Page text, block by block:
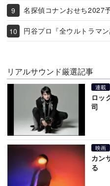
名探偵コナンおせち2027
円谷プロ『全ウルトラマン
リアルサウンド厳選記事
連載
ロッ
司
映画
カン
る